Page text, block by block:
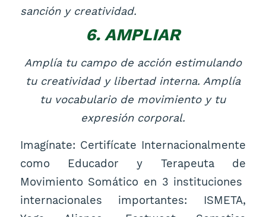
sanción y creatividad.
6. AMPLIAR
Amplía tu campo de acción estimulando
tu creatividad y libertad interna. Amplía
tu vocabulario de movimiento y tu
expresión corporal.
Imagínate: Certifícate Internacionalmente
como Educador y Terapeuta de
Movimiento Somático en 3 instituciones
internacionales importantes: ISMETA,